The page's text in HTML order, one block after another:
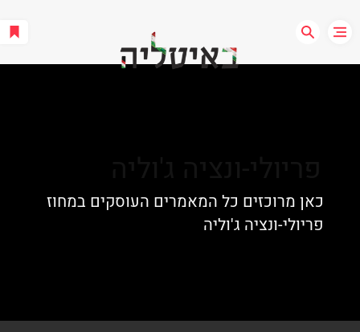
כאן מרוכזים כל המאמרים העוסקים במחוז
פריולי-ונציה ג'וליה